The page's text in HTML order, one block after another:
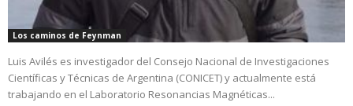
Los caminos de Feynman
Luis Avilés es investigador del Consejo Nacional de Investigaciones
Científicas y Técnicas de Argentina (CONICET) y actualmente está
trabajando en el Laboratorio Resonancias Magnéticas...